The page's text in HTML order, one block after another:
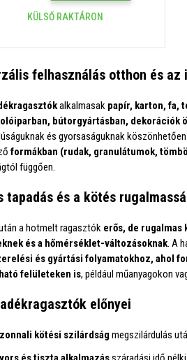
KÜLSŐ RAKTÁRON
felhasználás otthon és az
alkalmasak papír, karton, fa,
bútorgyártásban,
és gyorsaságuknak
formákban (rudak, granulátumok,
függően.
tapadás és a kötés
a hotmelt ragasztók erős, de rugalmas
és a hőmérséklet-változásoknak . A
és gyártási folyamatokhoz, ahol
felületeken is, például műanyagokon
előnyei
kötési szilárdság megszilárdulás